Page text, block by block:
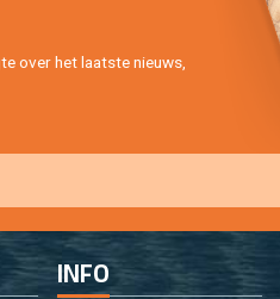
over het laat­ste nieuws,
INFO